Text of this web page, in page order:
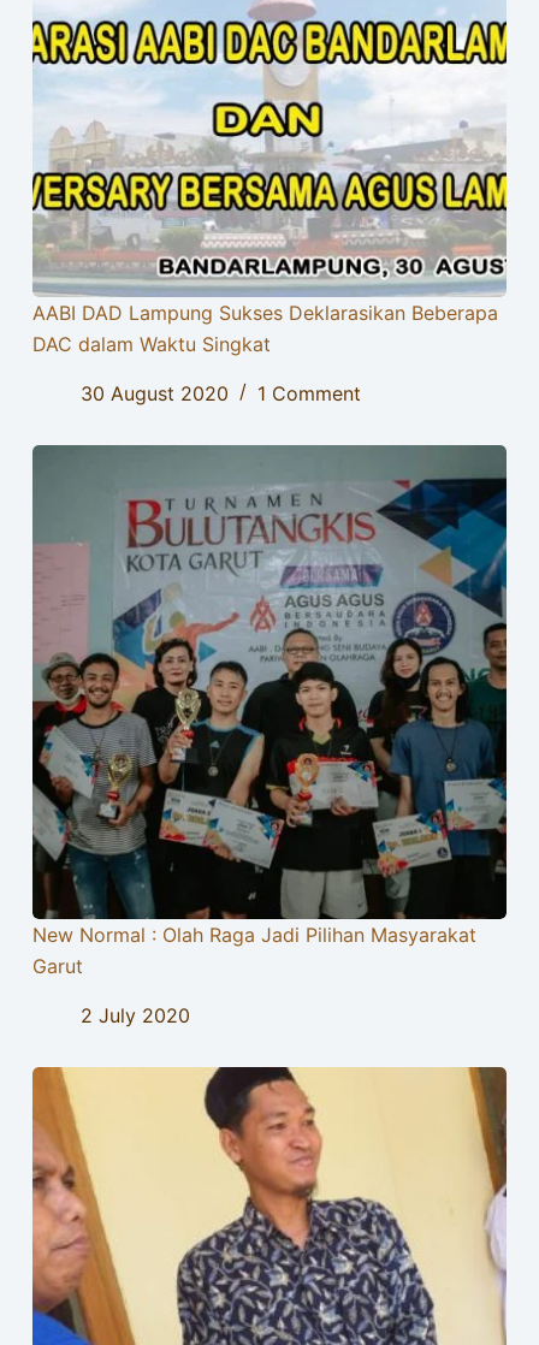
AABI DAD Lampung Sukses Deklarasikan Beberapa
DAC dalam Waktu Singkat
30 August 2020 1 Comment
New Normal : Olah Raga Jadi Pilihan Masyarakat
Garut
2 July 2020